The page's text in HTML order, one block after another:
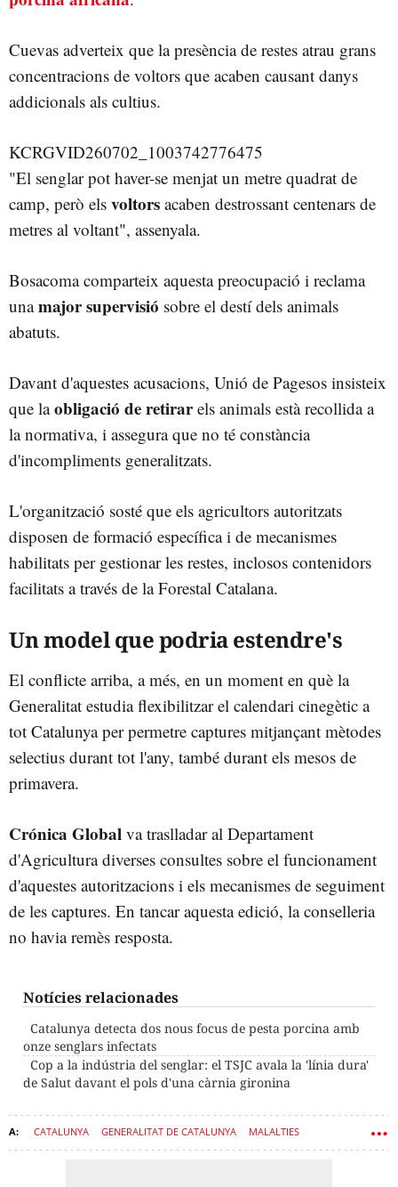
Cuevas adverteix que la presència de restes atrau grans
concentracions de voltors que acaben causant danys
addicionals als cultius.
KCRGVID260702_1003742776475
"El senglar pot haver-se menjat un metre quadrat de
camp, però els voltors acaben destrossant centenars de
metres al voltant", assenyala.
Bosacoma comparteix aquesta preocupació i reclama
unamajor supervisió sobre el destí dels animals
abatuts.
Davant d'aquestes acusacions, Unió de Pagesos insisteix
que laobligació de retirarels animals està recollida a
la normativa, i assegura que no té constància
d'incompliments generalitzats.
L'organització sosté que els agricultors autoritzats
disposen de formació específica i de mecanismes
habilitats per gestionar les restes, inclosos contenidors
facilitats a través de la Forestal Catalana.
Un model que podria estendre's
El conflicte arriba, a més, en un moment en què la
Generalitat estudia flexibilitzar el calendari cinegètic a
tot Catalunya per permetre captures mitjançant mètodes
selectius durant tot l'any, també durant els mesos de
primavera.
Crónica Global va traslladar al Departament
d'Agricultura diverses consultes sobre el funcionament
d'aquestes autoritzacions i els mecanismes de seguiment
de les captures. En tancar aquesta edició, la conselleria
no havia remès resposta.
Notícies relacionades
Catalunya detecta dos nous focus de pesta porcina amb
onze senglars infectats
Cop a la indústria del senglar: el TSJC avala la 'línia dura'
de Salut davant el pols d'una càrnia gironina
CATALUNYA GENERALITAT DE CATALUNYA MALALTIES